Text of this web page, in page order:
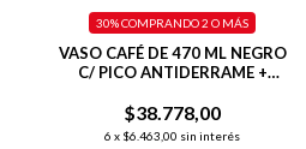
VASO CAFÉ DE 470 ML NEGRO
C/ PICO ANTIDERRAME +
HERMÉTICA
$38.778,00
6 x $6.463,00 sin interés
30%COMPRANDO 2 O MÁS